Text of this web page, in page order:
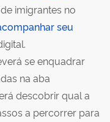
imigrantes no
seu
se enquadrar
na aba
descobrir qual a
a percorrer para